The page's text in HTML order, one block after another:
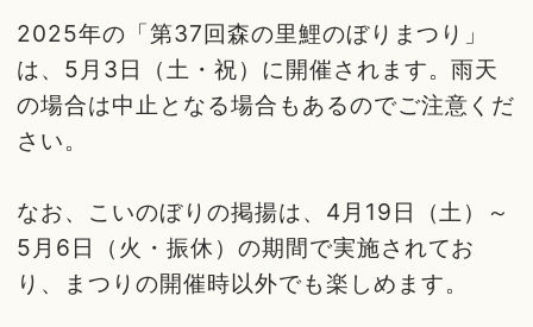
2025年の「第37回森の里鯉のぼりまつり」
は、5月3日（土・祝）に開催されます。雨天
の場合は中止となる場合もあるのでご注意くだ
さい。
なお、こいのぼりの掲揚は、4月19日（土）～
5月6日（火・振休）の期間で実施されてお
り、まつりの開催時以外でも楽しめます。